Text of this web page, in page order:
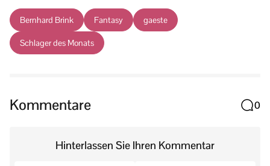
Bernhard Brink Fantasy gaeste
Schlager des Monats
Kommentare 0
Hinterlassen Sie Ihren Kommentar